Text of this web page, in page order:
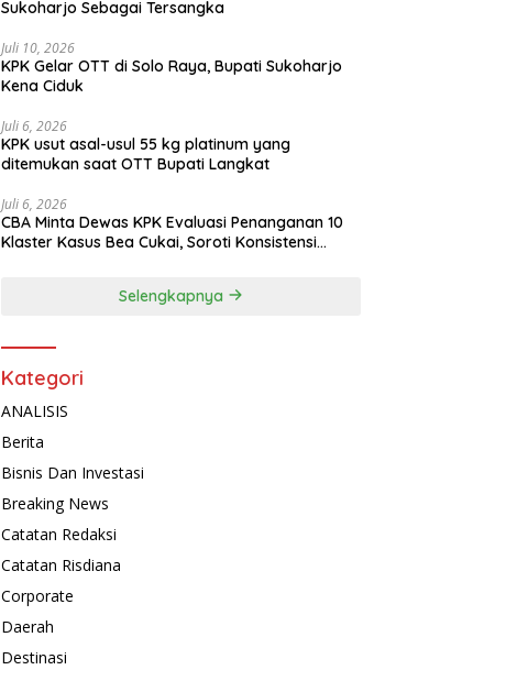
Sukoharjo Sebagai Tersangka
Juli 10, 2026
KPK Gelar OTT di Solo Raya, Bupati Sukoharjo
Kena Ciduk
Juli 6, 2026
KPK usut asal-usul 55 kg platinum yang
ditemukan saat OTT Bupati Langkat
Juli 6, 2026
CBA Minta Dewas KPK Evaluasi Penanganan 10
Klaster Kasus Bea Cukai, Soroti Konsistensi
Selengkapnya
Kategori
ANALISIS
Berita
Bisnis Dan Investasi
Breaking News
Catatan Redaksi
Catatan Risdiana
Corporate
Daerah
Destinasi